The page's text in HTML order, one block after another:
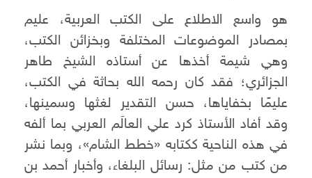
هو واسع الاطلاع على الكتب العربية، عليم
بمصادر الموضوعات المختلفة وبخزائن الكتب،
وهي شيمة أخذها عن أستاذه الشيخ طاهر
الجزائري؛ فقد كان رحمه الله بحاثة في الكتب،
عليمًا بخفاياها، حسن التقدير لغثها وسمينها،
وقد أفاد الأستاذ كرد علي العالَم العربي بما ألفه
في هذه الناحية ككتابه «خطط الشام»، وبما نشر
من كتب من مثل: رسائل البلغاء، وأخبار أحمد بن